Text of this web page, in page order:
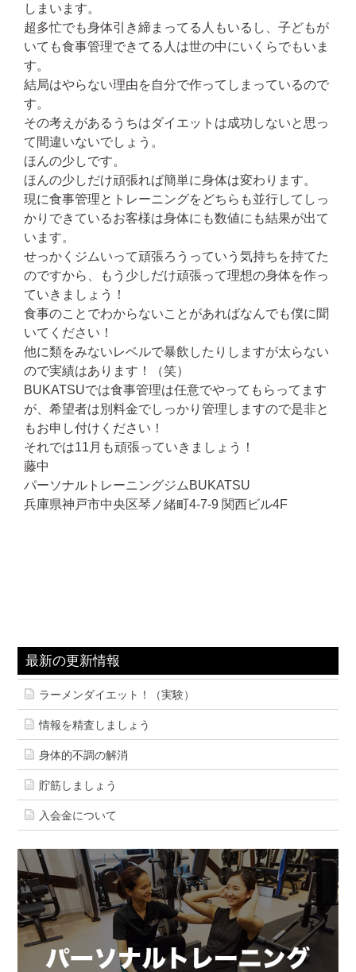
しまいます。
超多忙でも身体引き締まってる人もいるし、子どもが
いても食事管理できてる人は世の中にいくらでもいま
す。
結局はやらない理由を自分で作ってしまっているので
す。
その考えがあるうちはダイエットは成功しないと思っ
て間違いないでしょう。
ほんの少しです。
ほんの少しだけ頑張れば簡単に身体は変わります。
現に食事管理とトレーニングをどちらも並行してしっ
かりできているお客様は身体にも数値にも結果が出て
います。
せっかくジムいって頑張ろうっていう気持ちを持てた
のですから、もう少しだけ頑張って理想の身体を作っ
ていきましょう！
食事のことでわからないことがあればなんでも僕に聞
いてください！
他に類をみないレベルで暴飲したりしますが太らない
ので実績はあります！（笑）
BUKATSUでは食事管理は任意でやってもらってます
が、希望者は別料金でしっかり管理しますので是非と
もお申し付けください！
それでは11月も頑張っていきましょう！
藤中
パーソナルトレーニングジムBUKATSU
兵庫県神戸市中央区琴ノ緒町4-7-9 関西ビル4F
最新の更新情報
ラーメンダイエット！（実験）
情報を精査しましょう
身体的不調の解消
貯筋しましょう
入会金について